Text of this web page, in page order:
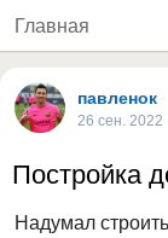
Главная
павленок
26 сен. 2022
Постройка
Надумал